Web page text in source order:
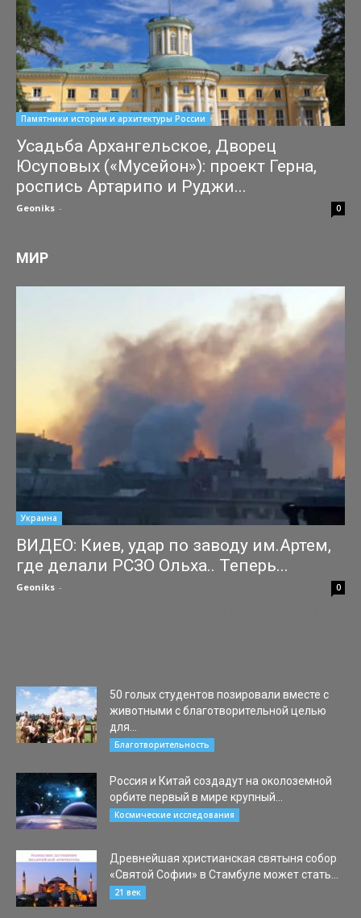
Памятники истории и архитектуры России
Усадьба Архангельское, Дворец
Юсуповых («Мусейон»): проект Герна,
роспись Артарипо и Руджи...
Geoniks - 0
МИР
Украина
ВИДЕО: Киев, удар по заводу им.Артем,
где делали РСЗО Ольха.. Теперь...
Geoniks - 0
50 голых студентов позировали вместе с
животными с благотворительной целью
для...
Благотворительность
Россия и Китай создадут на околоземной
орбите первый в мире крупный...
Космические исследования
Древнейшая христианская святыня собор
«Святой Софии» в Стамбуле может стать...
21 век